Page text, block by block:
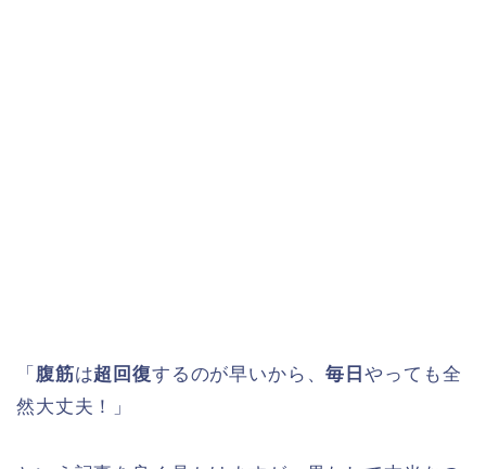
「 腹筋は超回復するのが早いから、毎日やっても全
然大丈夫！」